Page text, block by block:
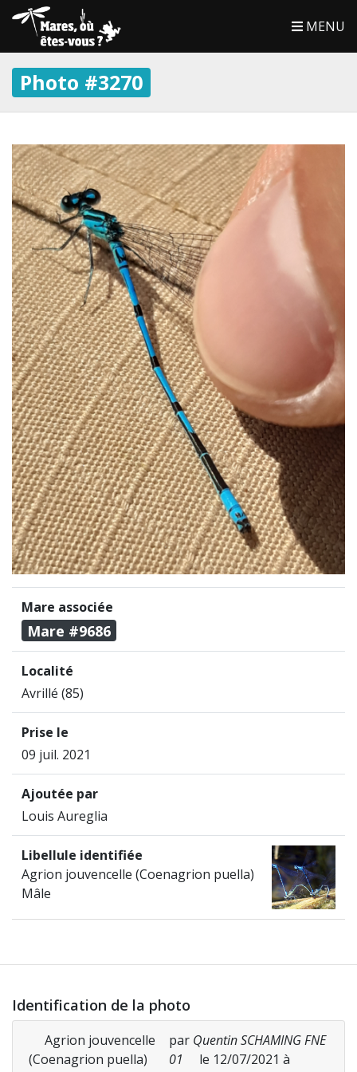
MENU
Photo #3270
Mare associée
Mare #9686
Localité
Avrillé (85)
Prise le
09 juil. 2021
Ajoutée par
Louis Aureglia
Libellule identifiée
Agrion jouvencelle (Coenagrion puella)
Mâle
Identification de la photo
Agrion jouvencelle
(Coenagrion puella)
par Quentin SCHAMING FNE
01
le 12/07/2021 à